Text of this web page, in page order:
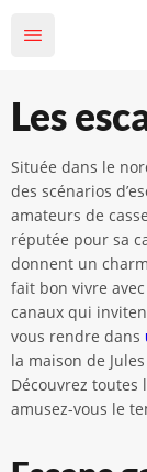
Les
Située dans le
des scénarios
amateurs de
réputée pour sa
donnent un
fait bon vivre
canaux qui
vous rendre dans
la maison de
Découvrez toutes
amusez-vous le